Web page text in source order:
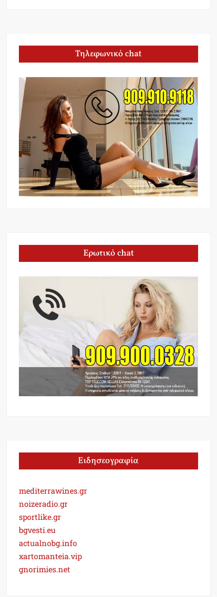
Τηλεφωνικό chat
Ερωτικό chat
Ειδησεογραφία
mediterrawines.gr
noizeradio.gr
sportlike.gr
bgvesti.eu
actualnobg.info
xartomanteia.vip
gnorimies.net